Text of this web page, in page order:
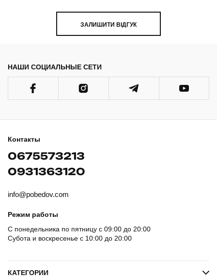
ЗАЛИШИТИ ВІДГУК
НАШИ СОЦИАЛЬНЫЕ СЕТИ
Контакты
0675573213
0931363120
info@pobedov.com
Режим работы
С понедельника по пятницу с 09:00 до 20:00
Субота и воскресенье с 10:00 до 20:00
КАТЕГОРИИ